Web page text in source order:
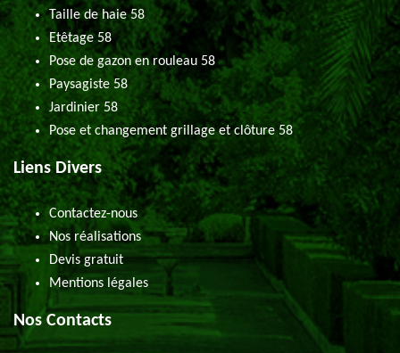
Taille de haie 58
Etêtage 58
Pose de gazon en rouleau 58
Paysagiste 58
Jardinier 58
Pose et changement grillage et clôture 58
Liens Divers
Contactez-nous
Nos réalisations
Devis gratuit
Mentions légales
Nos Contacts